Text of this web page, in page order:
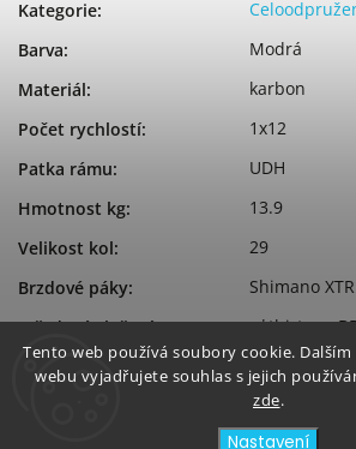
Tento web používá soubory cookie.
webu vyjadřujete souhlas s jejich
zde.
Nastavení
Kategorie:
Barva:
Modrá
Materiál:
karbon
Počet rychlostí:
1x12
Patka rámu:
UDH
Hmotnost kg:
13.9
Velikost kol:
29
Brzdové páky:
Shimano XTR
Středové složení:
e*thirteen
Zdvih zadní
125
140